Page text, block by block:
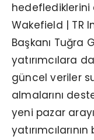
Wakefield | TR
Başkanı Tuğra
yatırımcılara
güncel veriler
almalarını
yeni pazar